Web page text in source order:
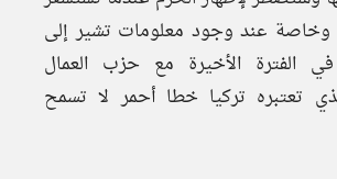
وخاصة عند وجود معلومات تشير إلى
الفترة الأخيرة مع حزب العمال
تعتبره تركيا خطا أحمر لا تسمح